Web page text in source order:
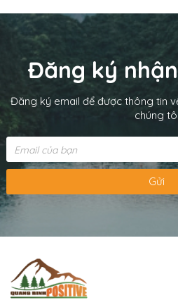
Đăng ký
Đăng ký email để được thông tin
chúng
Gửi